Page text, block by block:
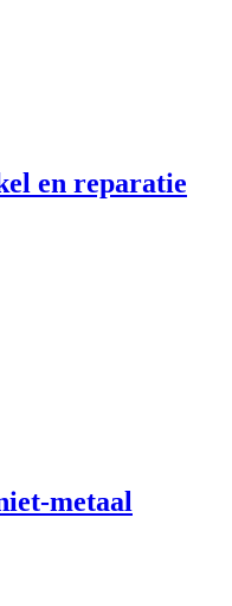
en reparatie
metaal